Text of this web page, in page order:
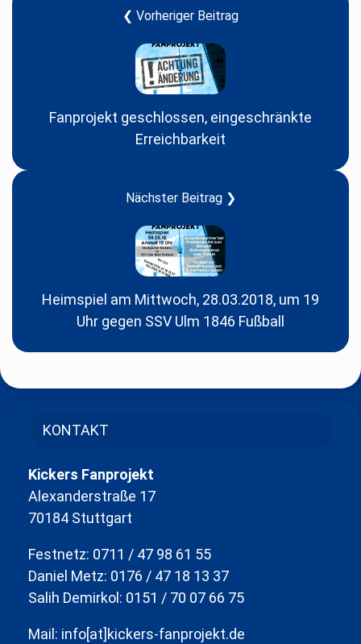
❮ Vorheriger Beitrag
Fanprojekt geschlossen, eingeschränkte
Erreichbarkeit
Nächster Beitrag ❯
Heimspiel am Mittwoch, 28.03.2018, um 19
Uhr gegen SSV Ulm 1846 Fußball
KONTAKT
Kickers Fanprojekt
Alexanderstraße 17
70184 Stuttgart
Festnetz: 0711 / 47 98 61 55
Daniel Metz: 0176 / 47 18 13 37
Salih Demirkol: 0151 / 70 07 66 75
Mail: info[at]kickers-fanprojekt.de